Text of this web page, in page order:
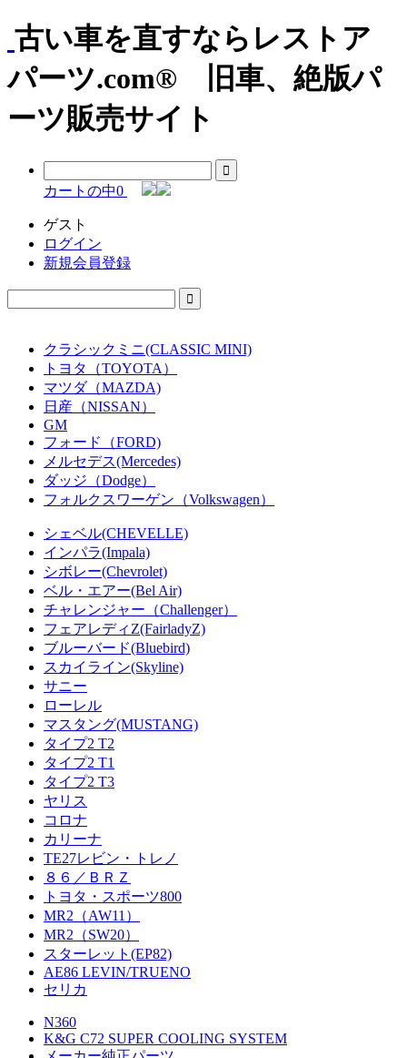
古い車を直すならレストア
パーツ.com® 旧車、絶版パ
ーツ販売サイト
カートの中0
ゲスト
ログイン
新規会員登録
クラシックミニ(CLASSIC MINI)
トヨタ（TOYOTA）
マツダ（MAZDA)
日産（NISSAN）
GM
フォード（FORD)
メルセデス(Mercedes)
ダッジ（Dodge）
フォルクスワーゲン（Volkswagen）
シェベル(CHEVELLE)
インパラ(Impala)
シボレー(Chevrolet)
ベル・エアー(Bel Air)
チャレンジャー（Challenger）
フェアレディZ(FairladyZ)
ブルーバード(Bluebird)
スカイライン(Skyline)
サニー
ローレル
マスタング(MUSTANG)
タイプ2 T2
タイプ2 T1
タイプ2 T3
ヤリス
コロナ
カリーナ
TE27レビン・トレノ
８６／ＢＲＺ
トヨタ・スポーツ800
MR2（AW11）
MR2（SW20）
スターレット(EP82)
AE86 LEVIN/TRUENO
セリカ
N360
K&G C72 SUPER COOLING SYSTEM